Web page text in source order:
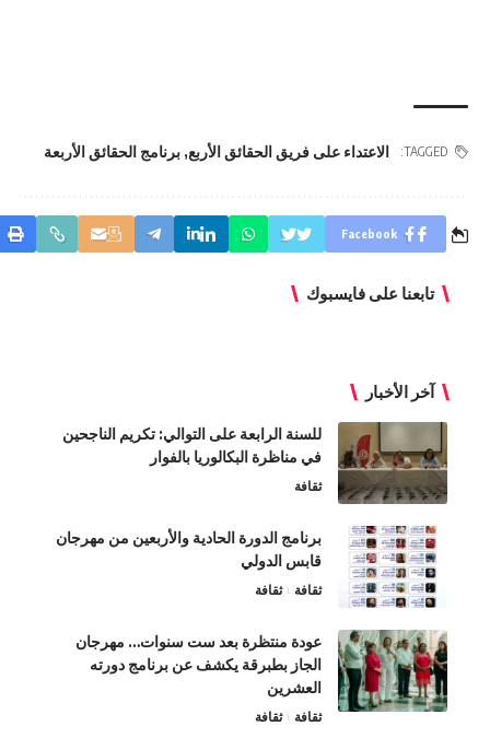
TAGGED: الاعتداء على فريق الحقائق الأربع,برنامج الحقائق الأربعة
Facebook
تابعنا على فايسبوك
آخر الأخبار
للسنة الرابعة على التوالي: تكريم الناجحين
في مناظرة البكالوريا بالفوار
ثقافة
برنامج الدورة الحادية والأربعين من مهرجان
قابس الدولي
ثقافة ثقافة
عودة منتظرة بعد ست سنوات… مهرجان
الجاز بطبرقة يكشف عن برنامج دورته
العشرين
ثقافة ثقافة